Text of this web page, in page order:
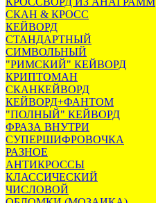
СКАН & КРОСС
КЕЙВОРД
СТАНДАРТНЫЙ
СИМВОЛЬНЫЙ
"РИМСКИЙ" КЕЙВОРД
КРИПТОМАН
СКАНКЕЙВОРД
КЕЙВОРД+ФАНТОМ
"ПОЛНЫЙ" КЕЙВОРД
ФРАЗА ВНУТРИ
СУПЕРШИФРОВОЧКА
РАЗНОЕ
АНТИКРОССЫ
КЛАССИЧЕСКИЙ
ЧИСЛОВОЙ